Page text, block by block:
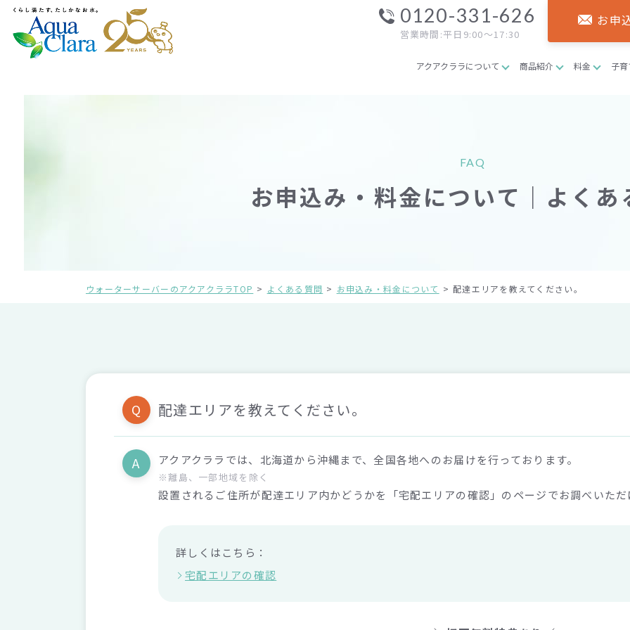
0120-331-626
営業時間:平日9:00～17:30
お申
アクアクララについて 商品紹介 料金 子
FAQ
お申込み・料金について｜よくあ
ウォーターサーバーのアクアクララTOP よくある質問 お申込み・料金について 配達エリアを教えてください。
Q 配達エリアを教えてください。
A アクアクララでは、北海道から沖縄まで、全国各地へのお届けを行っております。
※離島、一部地域を除く
設置されるご住所が配達エリア内かどうかを「宅配エリアの確認」のページでお調べいた
詳しくはこちら：
宅配エリアの確認